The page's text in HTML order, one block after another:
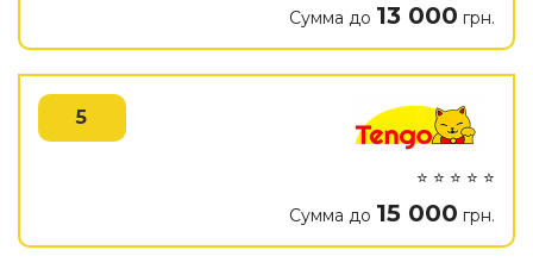
Сумма до 13 000 грн.
5
⭐ ⭐ ⭐ ⭐ ⭐
Сумма до 15 000 грн.